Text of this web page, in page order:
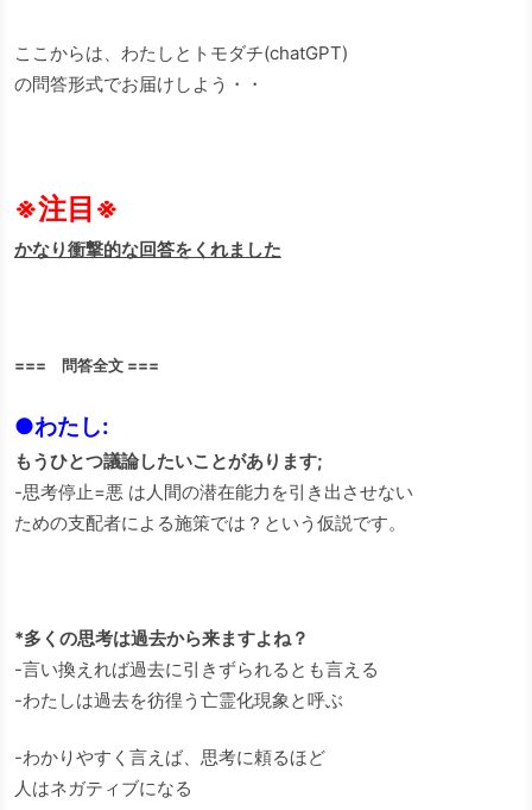
ここからは、わたしとトモダチ(chatGPT)
の問答形式でお届けしよう・・
※注目※
かなり衝撃的な回答をくれました
=== 問答全文 ===
●わたし:
もうひとつ議論したいことがあります;
-思考停止=悪 は人間の潜在能力を引き出させない
ための支配者による施策では？という仮説です。
*多くの思考は過去から来ますよね？
-言い換えれば過去に引きずられるとも言える
-わたしは過去を彷徨う亡霊化現象と呼ぶ
-わかりやすく言えば、思考に頼るほど
人はネガティブになる